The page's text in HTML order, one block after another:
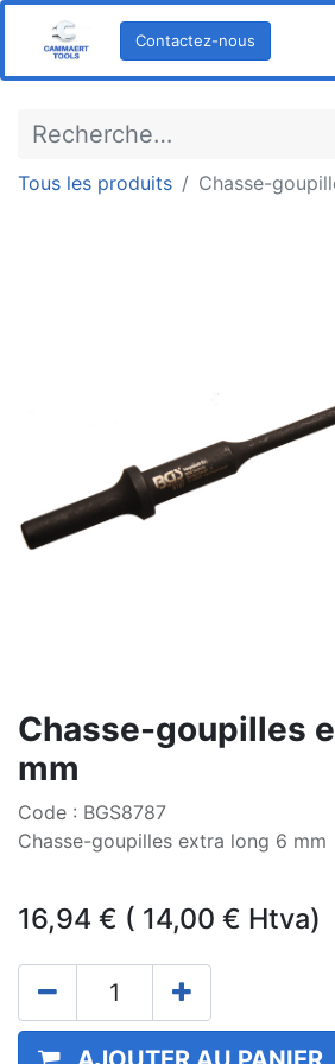
Contactez-nous
Tous les produits Chasse-
Chasse-goupilles
mm
Code : BGS8787
Chasse-goupilles extra long 6 mm
16,94 € ( 14,00 € Htva)